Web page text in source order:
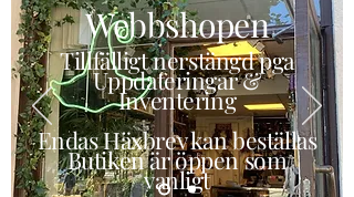
Webbshopen
Tillfälligt nerstängd pga
Uppdateringar &
Inventering
Endas Häxbrev kan beställas
Butiken är öppen som
vanligt